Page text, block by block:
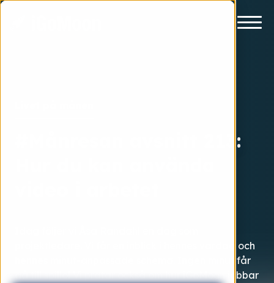
#Månresan avsnitt 213:
projektledare. Vi får en inblick i hennes vardag och
hennes minut-anpassade schema. Ingen minut får
gå till spillo! Vi pratar också om hur iGoMoon jobbar